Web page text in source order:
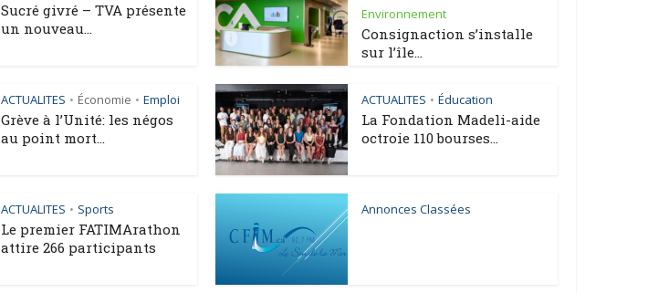
Sucré givré – TVA présente
un nouveau...
Environnement
Consignaction s’installe
sur l’île...
ACTUALITES • Économie • Emploi
Grève à l’Unité: les négos
au point mort...
ACTUALITES • Éducation
La Fondation Madeli-aide
octroie 110 bourses...
ACTUALITES • Sports
Le premier FATIMArathon
attire 266 participants
Annonces Classées